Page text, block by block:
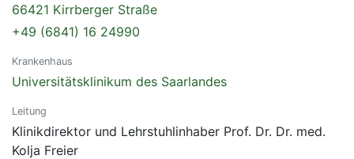
66421 Kirrberger Straße
+49 (6841) 16 24990
Krankenhaus
Universitätsklinikum des Saarlandes
Leitung
Klinikdirektor und Lehrstuhlinhaber Prof. Dr. Dr. med.
Kolja Freier